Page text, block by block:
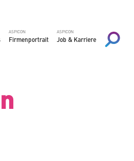
ASPICON
Fir­men­por­trait
ASPICON
Job & Karriere